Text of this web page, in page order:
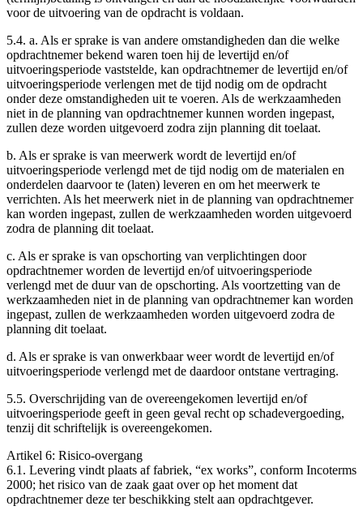
voor de uitvoering van de opdracht is voldaan.
5.4. a. Als er sprake is van andere omstandigheden dan die welke
opdrachtnemer bekend waren toen hij de levertijd en/of
uitvoeringsperiode vaststelde, kan opdrachtnemer de levertijd en/of
uitvoeringsperiode verlengen met de tijd nodig om de opdracht
onder deze omstandigheden uit te voeren. Als de werkzaamheden
niet in de planning van opdrachtnemer kunnen worden ingepast,
zullen deze worden uitgevoerd zodra zijn planning dit toelaat.
b. Als er sprake is van meerwerk wordt de levertijd en/of
uitvoeringsperiode verlengd met de tijd nodig om de materialen en
onderdelen daarvoor te (laten) leveren en om het meerwerk te
verrichten. Als het meerwerk niet in de planning van opdrachtnemer
kan worden ingepast, zullen de werkzaamheden worden uitgevoerd
zodra de planning dit toelaat.
c. Als er sprake is van opschorting van verplichtingen door
opdrachtnemer worden de levertijd en/of uitvoeringsperiode
verlengd met de duur van de opschorting. Als voortzetting van de
werkzaamheden niet in de planning van opdrachtnemer kan worden
ingepast, zullen de werkzaamheden worden uitgevoerd zodra de
planning dit toelaat.
d. Als er sprake is van onwerkbaar weer wordt de levertijd en/of
uitvoeringsperiode verlengd met de daardoor ontstane vertraging.
5.5. Overschrijding van de overeengekomen levertijd en/of
uitvoeringsperiode geeft in geen geval recht op schadevergoeding,
tenzij dit schriftelijk is overeengekomen.
Artikel 6: Risico-overgang
6.1. Levering vindt plaats af fabriek, “ex works”, conform Incoterms
2000; het risico van de zaak gaat over op het moment dat
opdrachtnemer deze ter beschikking stelt aan opdrachtgever.